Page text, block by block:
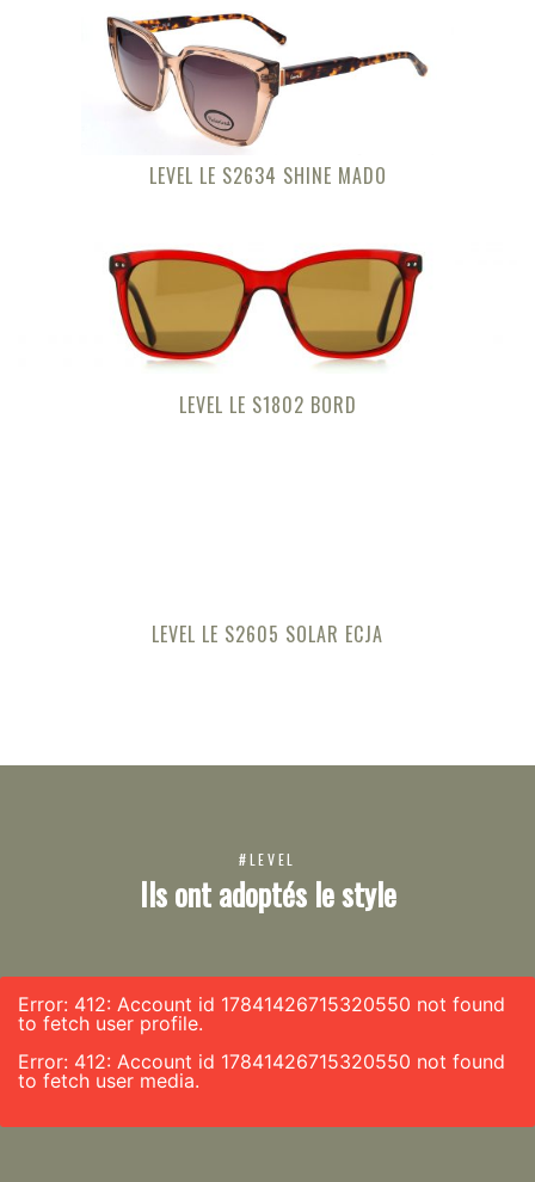
LEVEL LE S2634 SHINE MADO
LEVEL LE S1802 BORD
LEVEL LE S2605 SOLAR ECJA
#LEVEL
Ils ont adoptés le style
Error: 412: Account id 17841426715320550 not found
to fetch user profile.
Error: 412: Account id 17841426715320550 not found
to fetch user media.